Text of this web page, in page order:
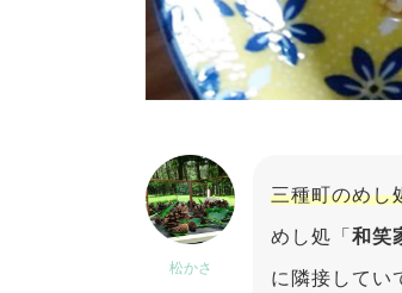
松かさ
三種町のめし
めし処「和笑
に隣接してい